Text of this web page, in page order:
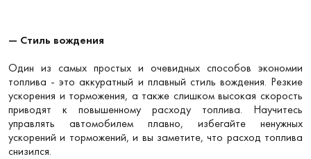
— Стиль вождения
Один из самых простых и очевидных способов экономии
топлива - это аккуратный и плавный стиль вождения. Резкие
ускорения и торможения, а также слишком высокая скорость
приводят к повышенному расходу топлива. Научитесь
управлять автомобилем плавно, избегайте ненужных
ускорений и торможений, и вы заметите, что расход топлива
снизился.